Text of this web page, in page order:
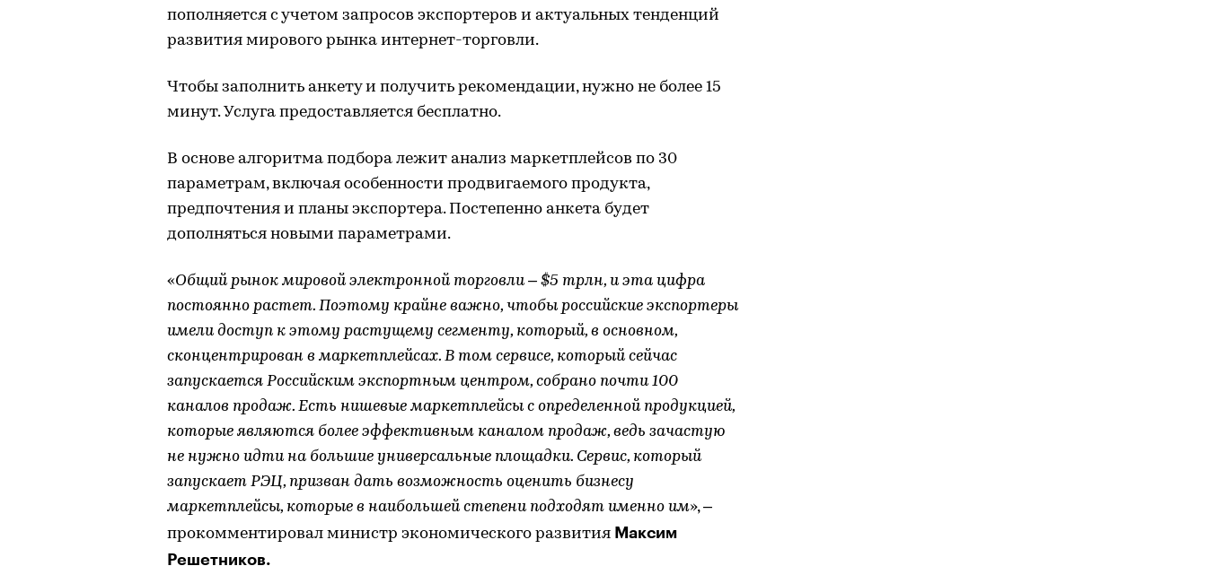
пополняется с учетом запросов экспортеров и актуальных тенденций
развития мирового рынка интернет-торговли.
Чтобы заполнить анкету и получить рекомендации, нужно не более 15
минут. Услуга предоставляется бесплатно.
В основе алгоритма подбора лежит анализ маркетплейсов по 30
параметрам, включая особенности продвигаемого продукта,
предпочтения и планы экспортера. Постепенно анкета будет
дополняться новыми параметрами.
«Общий рынок мировой электронной торговли – $5 трлн, и эта цифра
постоянно растет. Поэтому крайне важно, чтобы российские экспортеры
имели доступ к этому растущему сегменту, который, в основном,
сконцентрирован в маркетплейсах. В том сервисе, который сейчас
запускается Российским экспортным центром, собрано почти 100
каналов продаж. Есть нишевые маркетплейсы с определенной продукцией,
которые являются более эффективным каналом продаж, ведь зачастую
не нужно идти на большие универсальные площадки. Сервис, который
запускает РЭЦ, призван дать возможность оценить бизнесу
маркетплейсы, которые в наибольшей степени подходят именно им», –
прокомментировал министр экономического развития Максим
Решетников.